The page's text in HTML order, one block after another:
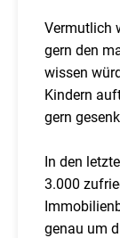
Vermutlich
gern den
wissen
Kindern
gern
In den
3.000
genau um